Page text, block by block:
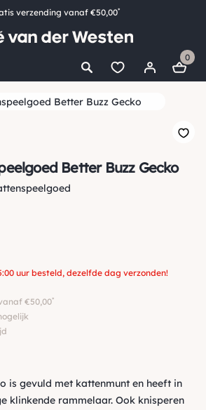
verzending vanaf €50,00*
nu, betaal later met Klarna
16.000 artikelen op voorraad
0
Better Buzz Gecko
uur besteld, dezelfde dag verzonden!
€50,00*
is gevuld met kattenmunt en heeft in
klinkende rammelaar. Ook knisperen